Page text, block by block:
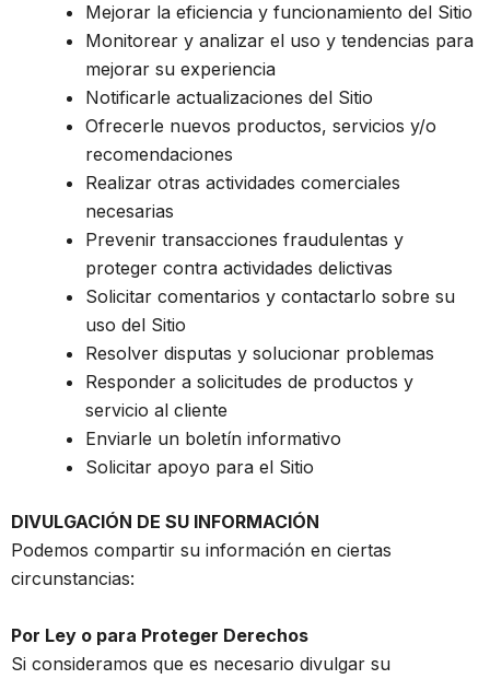
Mejorar la eficiencia y funcionamiento del Sitio
Monitorear y analizar el uso y tendencias para
mejorar su experiencia
Notificarle actualizaciones del Sitio
Ofrecerle nuevos productos, servicios y/o
recomendaciones
Realizar otras actividades comerciales
necesarias
Prevenir transacciones fraudulentas y
proteger contra actividades delictivas
Solicitar comentarios y contactarlo sobre su
uso del Sitio
Resolver disputas y solucionar problemas
Responder a solicitudes de productos y
servicio al cliente
Enviarle un boletín informativo
Solicitar apoyo para el Sitio
DIVULGACIÓN DE SU INFORMACIÓN
Podemos compartir su información en ciertas
circunstancias:
Por Ley o para Proteger Derechos
Si consideramos que es necesario divulgar su